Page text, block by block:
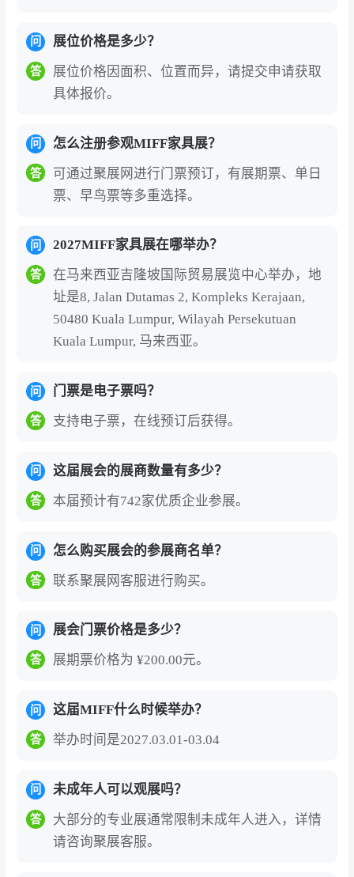
信息，门票购买后主办方需进行观众身份认证
审核，对不符合展会入场标准的客户会要求补
充审核材料，审核通过后会出具邮件确认或QR
CODE，现场凭护照原件和确认函换领纸质进
马来西亚吉隆坡家具展览会的展商名录、参展
商名单部分如下:Anji Zhenghao Furniture Fa
ctory、QINGDAO RICHMAT INTELLIGENC
G STAMPING FACTORY、STELLAR LIMIT
ED、TONGXIANG JOY TEXTILE CO LTD
等。2027年展会预计汇聚500余家参展企业，
如需获取完整展商名录（含展位号、联系方
式），可通过展会官网或聚展网咨询获取。
东南亚规模最大、以出口为导向的家具商贸平
台：马来西亚国际家具展（MIFF）是东南亚领先
为全球十大家具贸易展之一。展会以“1展、两
地、17馆”的独特模式，在吉隆坡两大展馆同步举
最大的家具出口导向型展会。
30余年累积的全球买家信任与销售实绩
额，吸引了来自141个国家和地区的约182,000名
买家。2025年展会现场成交额达13.1亿美元，同
比增长3%。这一长期稳定的销售表现，充分证明
了展会在促成国际贸易方面的核心商业价值。
全产业链覆盖的多元产品矩阵 ：展会涵盖民用家
具、家居装饰、照明、地毯、床上用品等全品类
产品。其中，MIFF Office是东南亚最大的办公家
具展区，designRena展示马来西亚优质家具系
列，麻坡馆则由麻坡家具同业商会组织旗下会员
问 展位价格是多少？
答
展位价格因面积、位置而异，请提交申请获取
具体报价。
问 怎么注册参观MIFF家具展？
答
可通过聚展网进行门票预订，有展期票、单日
票、早鸟票等多重选择。
问 2027MIFF家具展在哪举办？
答
在马来西亚吉隆坡国际贸易展览中心举办，地
址是8, Jalan Dutamas 2, Kompleks Kerajaan,
50480 Kuala Lumpur, Wilayah Persekutuan
Kuala Lumpur, 马来西亚。
问 门票是电子票吗？
答 支持电子票，在线预订后获得。
问 这届展会的展商数量有多少？
答 本届预计有742家优质企业参展。
问 怎么购买展会的参展商名单？
答 联系聚展网客服进行购买。
问 展会门票价格是多少？
答 展期票价格为 ¥200.00元。
问 这届MIFF什么时候举办？
答 举办时间是2027.03.01-03.04
问 未成年人可以观展吗？
答
大部分的专业展通常限制未成年人进入，详情
请咨询聚展客服。